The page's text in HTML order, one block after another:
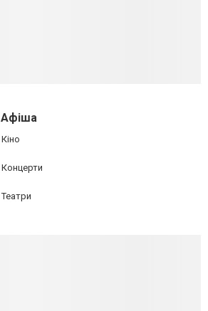
Афіша
Кіно
Концерти
Театри